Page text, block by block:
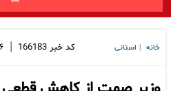
خانه استانی کد خبر 166183
|